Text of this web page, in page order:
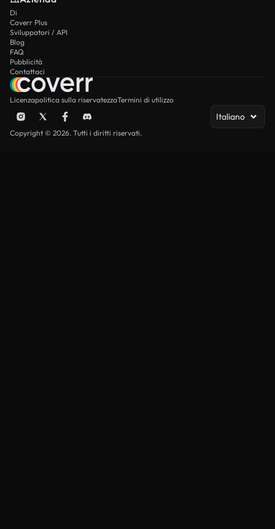
Di
Coverr Plus
Sviluppatori / API
Blog
FAQ
Pubblicità
Contattaci
Licenzapolitica sulla riservatezzaTermini di utilizzo
Italiano
Copyright © 2026. Tutti i diritti riservati.